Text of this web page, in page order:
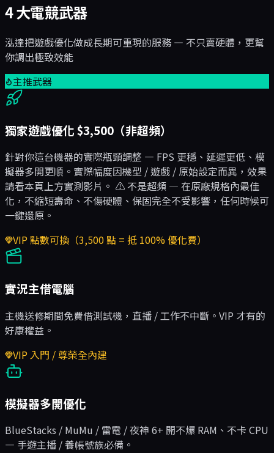
4 大電競武器
泓達把遊戲優化做成長期可重現的服務 — 不只賣硬體，更幫
你調出極致效能
主推武器
獨家遊戲優化 $3,500（非超頻）
針對你這台機器的實際瓶頸調整 — FPS 更穩、延遲更低、模
擬器多開更順。實際幅度因機型 / 遊戲 / 原始設定而異，效果
請看本頁上方實測影片。 ⚠️ 不是超頻 — 在原廠規格內最佳
化，不縮短壽命、不傷硬體、保固完全不受影響，任何時候可
一鍵還原。
VIP 點數可換（3,500 點 = 抵 100% 優化費）
實況主借電腦
主機送修期間免費借測試機，直播 / 工作不中斷。VIP 才有的
好康權益。
VIP 入門 / 尊榮全內建
模擬器多開優化
BlueStacks / MuMu / 雷電 / 夜神 6+ 開不爆 RAM、不卡 CPU
— 手遊主播 / 養帳號族必備。